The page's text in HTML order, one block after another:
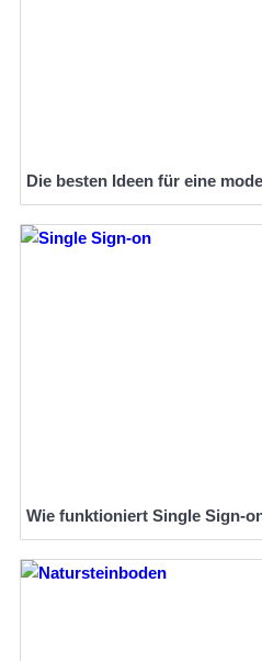
Die besten Ideen für eine
Wie funktioniert Single Sign-